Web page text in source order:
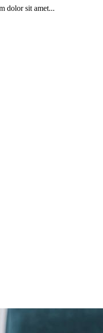
dolor sit amet...